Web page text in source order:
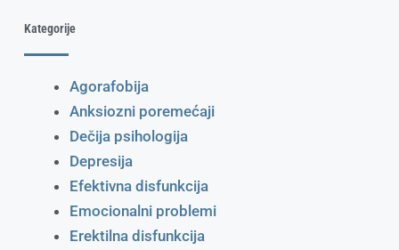
Kategorije
Agorafobija
Anksiozni poremećaji
Dečija psihologija
Depresija
Efektivna disfunkcija
Emocionalni problemi
Erektilna disfunkcija